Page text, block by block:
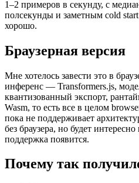
1–2 примеров в секунду, с
полсекунды и заметным cold
хорошо.
Браузерная версия
Мне хотелось завести это в
инференс — Transformers.js,
квантизованный экспорт,
Wasm, то есть все в целом
пока не поддерживает
без браузера, но будет
поддержка появится.
Почему так